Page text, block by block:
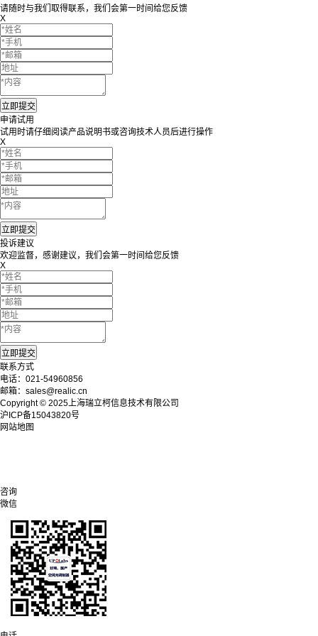
请随时与我们取得联系，我们会第一时间给您反馈
X
申请试用
试用时请仔细阅读产品说明书或咨询技术人员后进行操作
X
投诉建议
欢迎监督，感谢建议，我们会第一时间给您反馈
X
联系方式
电话：021-54960856
邮箱：sales@realic.cn
Copyright © 2025上海瑞立柯信息技术有限公司
沪ICP备15043820号
网站地图
咨询
微信